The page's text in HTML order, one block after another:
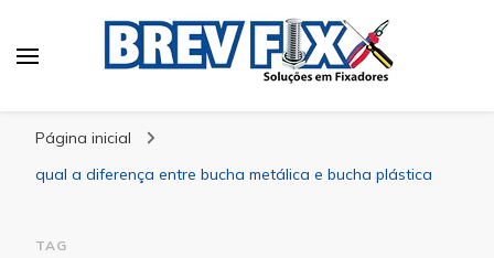
Página inicial
qual a diferença entre bucha metálica e bucha plástica
TAG